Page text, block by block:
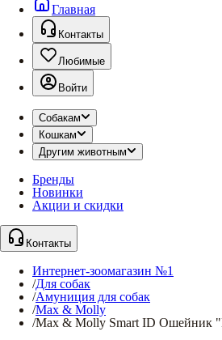
Главная
Контакты
Любимые
Войти
Собакам
Кошкам
Другим животным
Бренды
Новинки
Акции и скидки
Контакты
Интернет-зоомагазин №1
/Для собак
/Амуниция для собак
/Max & Molly
/Max & Molly Smart ID Ошейник